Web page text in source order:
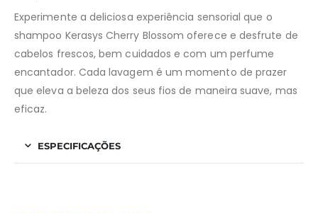
Experimente a deliciosa experiência sensorial que o
shampoo Kerasys Cherry Blossom oferece e desfrute de
cabelos frescos, bem cuidados e com um perfume
encantador. Cada lavagem é um momento de prazer
que eleva a beleza dos seus fios de maneira suave, mas
eficaz.
ESPECIFICAÇÕES